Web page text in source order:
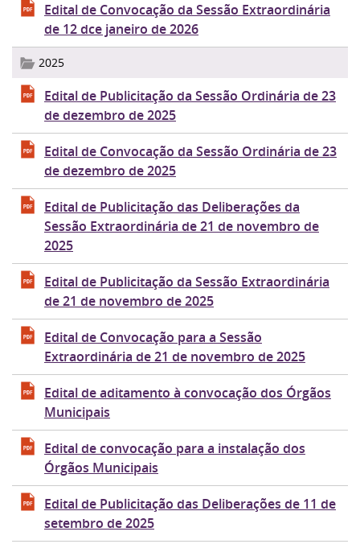
Edital de Convocação da Sessão Extraordinária
de 12 dce janeiro de 2026
2025
Edital de Publicitação da Sessão Ordinária de 23
de dezembro de 2025
Edital de Convocação da Sessão Ordinária de 23
de dezembro de 2025
Edital de Publicitação das Deliberações da
Sessão Extraordinária de 21 de novembro de
2025
Edital de Publicitação da Sessão Extraordinária
de 21 de novembro de 2025
Edital de Convocação para a Sessão
Extraordinária de 21 de novembro de 2025
Edital de aditamento à convocação dos Órgãos
Municipais
Edital de convocação para a instalação dos
Órgãos Municipais
Edital de Publicitação das Deliberações de 11 de
setembro de 2025